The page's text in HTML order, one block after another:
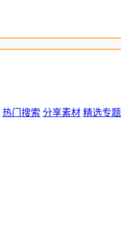
热门搜索 分享素材 精选专题